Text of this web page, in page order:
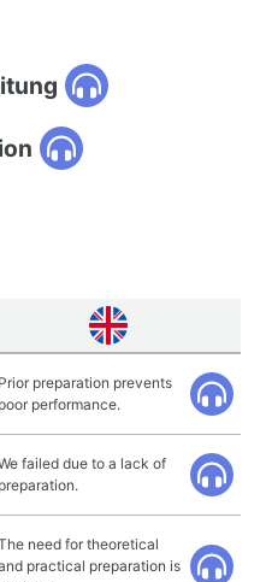
Prior preparation prevents
poor performance.
failed due to a lack of
preparation.
need for theoretical
practical preparation is